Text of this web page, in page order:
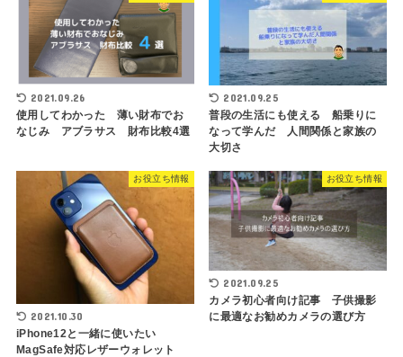
2021.09.26
使用してわかった 薄い財布でお
なじみ アブラサス 財布比較4選
2021.09.25
普段の生活にも使える 船乗りに
なって学んだ 人間関係と家族の
大切さ
お役立ち情報
2021.10.30
iPhone12と一緒に使いたい
MagSafe対応レザーウォレット
お役立ち情報
2021.09.25
カメラ初心者向け記事 子供撮影
に最適なお勧めカメラの選び方